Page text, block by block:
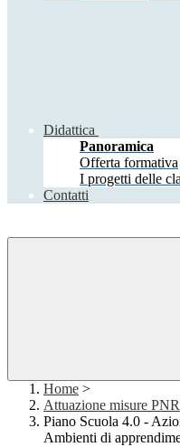
Didattica
Panoramica
Offerta formativa
I progetti delle
Contatti
Home >
Attuazione misure
Piano Scuola 4.0 -
Ambienti di